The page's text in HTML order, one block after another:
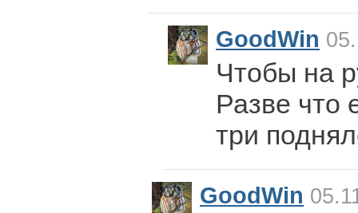
GoodWin
Чтобы на
Разве что
три
GoodWin